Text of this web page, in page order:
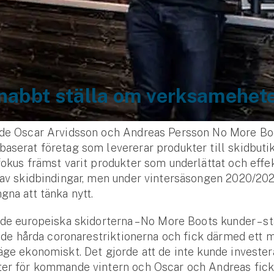
ställa om
Oscar Arvidsson och Andreas Persson No More
företag som levererar produkter till
främst varit produkter som underlättat och
skidbindingar, men under vintersäsongen 2020/
att tänka nytt.
europeiska skidorterna – No More Boots kunder –
hårda coronarestriktionerna och fick därmed ett
ekonomiskt. Det gjorde att de inte kunde
för kommande vintern och Oscar och Andreas